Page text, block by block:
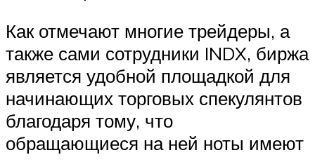
Как отмечают многие трейдеры, а
также сами сотрудники INDX, биржа
является удобной площадкой для
начинающих торговых спекулянтов
благодаря тому, что
обращающиеся на ней ноты имеют